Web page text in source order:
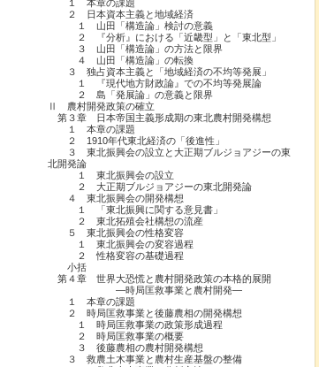
１ 本章の課題
２ 日本資本主義と地域経済
１ 山田「構造論」検討の意義
２ 『分析』における「近畿型」と「東北型」
３ 山田「構造論」の方法と限界
４ 山田「構造論」の転換
３ 独占資本主義と「地域経済の不均等発展」
１ 『現代地方財政論』での不均等発展論
２ 島「発展論」の意義と限界
Ⅱ 農村開発政策の確立
第３章 日本帝国主義形成期の東北農村開発構想
１ 本章の課題
２ 1910年代東北経済の「後進性」
３ 東北振興会の設立と大正期ブルジョアジーの東
北開発論
１ 東北振興会の設立
２ 大正期ブルジョアジーの東北開発論
４ 東北振興会の開発構想
１ 「東北振興に関する意見書」
２ 東北拓殖会社構想の流産
５ 東北振興会の性格変容
１ 東北振興会の変容過程
２ 性格変容の基礎過程
小括
第４章 世界大恐慌と農村開発政策の本格的展開
―時局匡救事業と農村開発―
１ 本章の課題
２ 時局匡救事業と後藤農相の開発構想
１ 時局匡救事業の政策形成過程
２ 時局匡救事業の概要
３ 後藤農相の農村開発構想
３ 救農土木事業と農村生産基盤の整備